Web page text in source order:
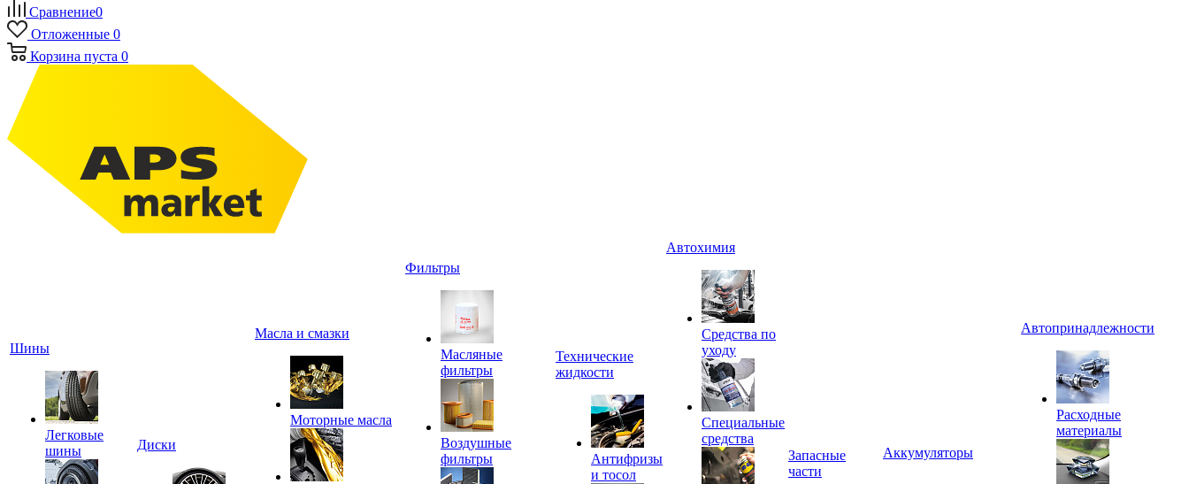
Сравнение0
Отложенные 0
Корзина пуста 0
Шины
Легковые
шины
Диски
Масла и смазки
Моторные масла
Фильтры
Масляные
фильтры
Воздушные
фильтры
Технические
жидкости
Антифризы
и тосол
Автохимия
Средства по
уходу
Специальные
средства
Запасные
части
Аккумуляторы
Автопринадлежности
Расходные
материалы